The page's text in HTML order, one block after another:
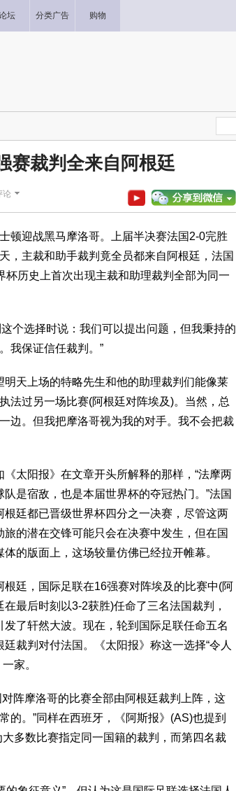
坛 分类广告 购物
赛裁判全来自阿根廷
论
顿迎战黑马摩洛哥。上届半决赛法国2-0完胜
，主裁和助手裁判竟全员都来自阿根廷，法国
历史上首次出现主裁和助理裁判全部为同一
个选择时说：我们可以提出问题，但我秉持的
我保证信任裁判。”
明天上场的特略先生和他的助理裁判们能像莱
法过另一场比赛(阿根廷对阵埃及)。当然，总
边。但我把摩洛哥视为我的对手。我不会把裁
《太阳报》在文章开头所解释的那样，“法摩两
队是宿敌，也是本届世界杯的夺冠热门。”法国
根廷都已晋级世界杯四分之一决赛，尽管这两
旅的潜在交锋可能只会在决赛中发生，但在国
体的版面上，这场较量仿佛已经拉开帷幕。
根廷，国际足联在16强赛对阵埃及的比赛中(阿
在最后时刻以3-2获胜)任命了三名法国裁判，
发了轩然大波。现在，轮到国际足联任命五名
廷裁判对付法国。《太阳报》称这一选择“令人
家。
阵摩洛哥的比赛全部由阿根廷裁判上阵，这
的。”同样在西班牙，《阿斯报》(AS)也提到
多数比赛指定同一国籍的裁判，而第四名裁